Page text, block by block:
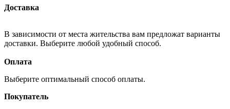
Доставка
В зависимости от места жительства вам предложат варианты
доставки. Выберите любой удобный способ.
Оплата
Выберите оптимальный способ оплаты.
Покупатель